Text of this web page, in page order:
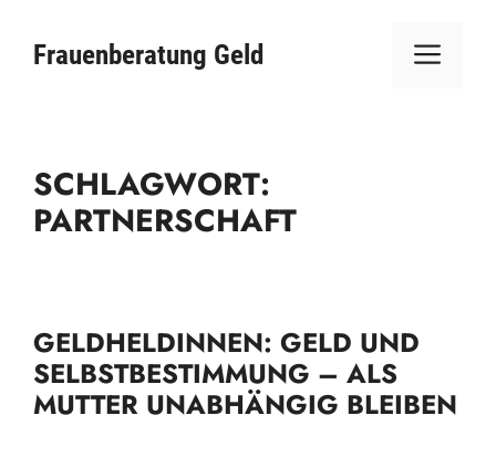
InhaltFrauenberatung Geld
SCHLAGWORT:
PARTNERSCHAFT
GELDHELDINNEN: GELD UND
SELBSTBESTIMMUNG – ALS
MUTTER UNABHÄNGIG BLEIBEN